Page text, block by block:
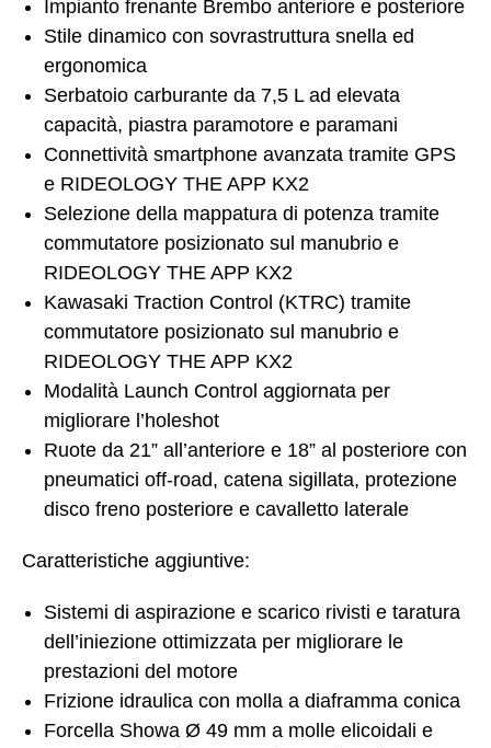
Impianto frenante Brembo anteriore e posteriore
Stile dinamico con sovrastruttura snella ed
ergonomica
Serbatoio carburante da 7,5 L ad elevata
capacità, piastra paramotore e paramani
Connettività smartphone avanzata tramite GPS
e RIDEOLOGY THE APP KX2
Selezione della mappatura di potenza tramite
commutatore posizionato sul manubrio e
RIDEOLOGY THE APP KX2
Kawasaki Traction Control (KTRC) tramite
commutatore posizionato sul manubrio e
RIDEOLOGY THE APP KX2
Modalità Launch Control aggiornata per
migliorare l’holeshot
Ruote da 21” all’anteriore e 18” al posteriore con
pneumatici off-road, catena sigillata, protezione
disco freno posteriore e cavalletto laterale
Caratteristiche aggiuntive:
Sistemi di aspirazione e scarico rivisti e taratura
dell’iniezione ottimizzata per migliorare le
prestazioni del motore
Frizione idraulica con molla a diaframma conica
Forcella Showa Ø 49 mm a molle elicoidali e